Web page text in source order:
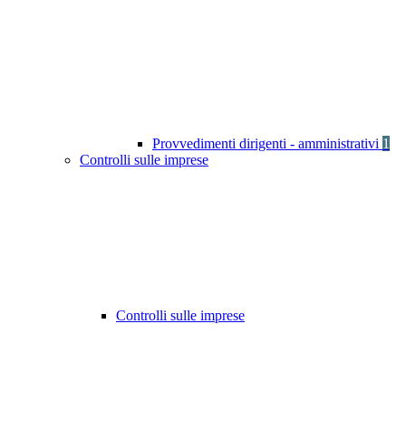
Provvedimenti dirigenti - amministrativi 1
Controlli sulle imprese
Controlli sulle imprese